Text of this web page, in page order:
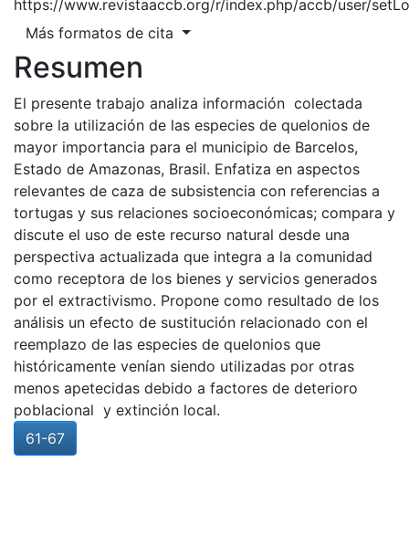
https://www.revistaaccb.org/r/index.php/accb/user/
Más formatos de cita
Resumen
El presente trabajo analiza información colectada
sobre la utilización de las especies de quelonios de
mayor importancia para el municipio de Barcelos,
Estado de Amazonas, Brasil. Enfatiza en aspectos
relevantes de caza de subsistencia con referencias a
tortugas y sus relaciones socioeconómicas; compara y
discute el uso de este recurso natural desde una
perspectiva actualizada que integra a la comunidad
como receptora de los bienes y servicios generados
por el extractivismo. Propone como resultado de los
análisis un efecto de sustitución relacionado con el
reemplazo de las especies de quelonios que
históricamente venían siendo utilizadas por otras
menos apetecidas debido a factores de deterioro
poblacional y extinción local.
61-67